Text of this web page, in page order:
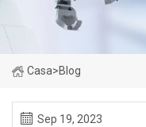
Casa>Blog
Sep 19, 2023